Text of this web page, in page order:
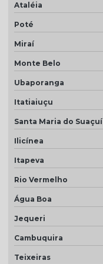
Ataléia
Poté
Miraí
Monte Belo
Ubaporanga
Itatiaiuçu
Santa Maria do Suaçuí
Ilicínea
Itapeva
Rio Vermelho
Água Boa
Jequeri
Cambuquira
Teixeiras